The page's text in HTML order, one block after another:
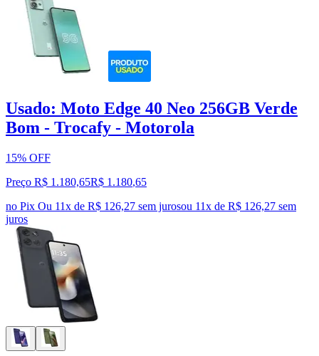
Usado: Moto Edge 40 Neo 256GB Verde
Bom - Trocafy - Motorola
15% OFF
Preço R$ 1.180,65R$ 1.180,65
no Pix Ou 11x de R$ 126,27 sem jurosou 11x de R$ 126,27 sem
juros